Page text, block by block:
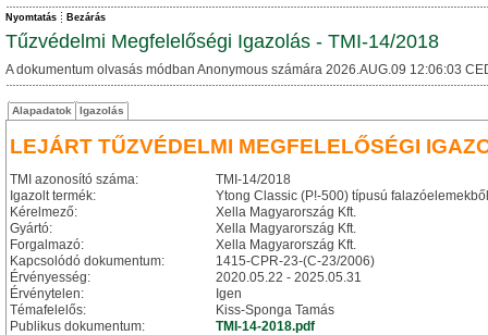
Nyomtatás Bezárás
Tűzvédelmi Megfelelőségi Igazolás - TMI-14/2018
A dokumentum olvasás módban Anonymous számára 2026.AUG.09 12:06:03
Alapadatok Igazolás
LEJÁRT TŰZVÉDELMI MEGFELELŐSÉGI
TMI azonosító száma:
TMI-14/2018
Igazolt termék:
Ytong Classic (P!-500) típusú
Kérelmező:
Xella Magyarország Kft.
Gyártó:
Xella Magyarország Kft.
Forgalmazó:
Xella Magyarország Kft.
Kapcsolódó dokumentum:
1415-CPR-23-(C-23/2006)
Érvényesség:
2020.05.22 - 2025.05.31
Érvénytelen:
Igen
Témafelelős:
Kiss-Sponga Tamás
Publikus dokumentum:
TMI-14-2018.pdf